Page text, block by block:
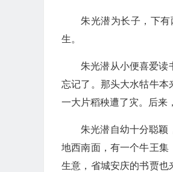
朱光潜为长子，下
生。
朱光潜从小便喜爱读
忘记了。那头大水牯牛本
一大片稻秧遭了灾。后来
朱光潜自幼十分聪颖
地西南面，有一个牛王
生意，省城安庆的书贾